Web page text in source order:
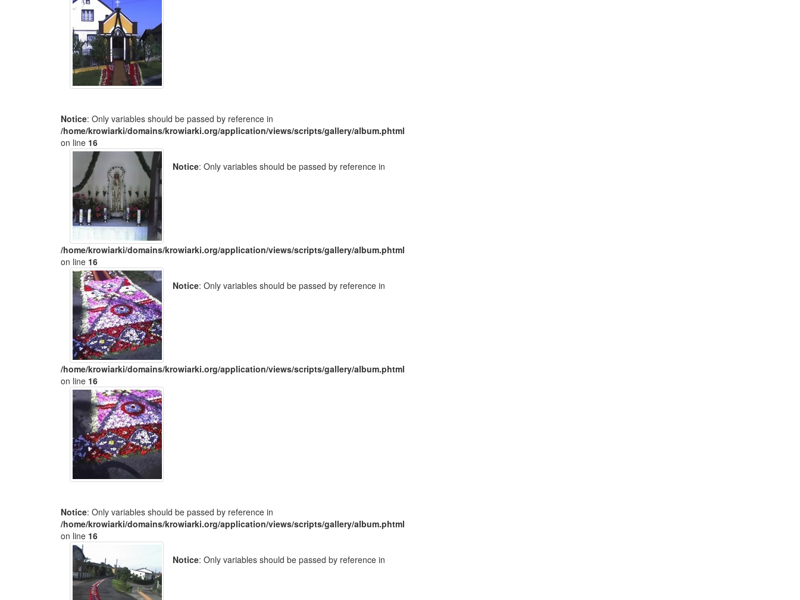
Notice: Only variables should be passed by reference in
/home/krowiarki/domains/krowiarki.org/application/views/scripts/gallery/album.phtml
on line 16
Notice: Only variables should be passed by reference in
/home/krowiarki/domains/krowiarki.org/application/views/scripts/gallery/album.phtml
on line 16
Notice: Only variables should be passed by reference in
/home/krowiarki/domains/krowiarki.org/application/views/scripts/gallery/album.phtml
on line 16
Notice: Only variables should be passed by reference in
/home/krowiarki/domains/krowiarki.org/application/views/scripts/gallery/album.phtml
on line 16
Notice: Only variables should be passed by reference in